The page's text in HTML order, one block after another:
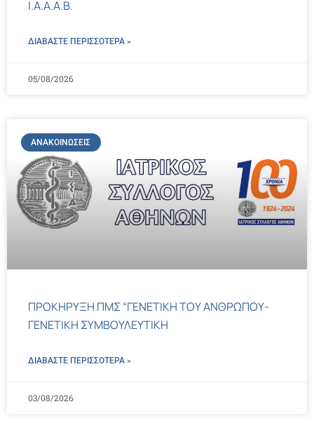
Ι.Α.Α.Α.Β.
ΔΙΑΒΑΣΤΕ ΠΕΡΙΣΣΌΤΕΡΑ »
05/08/2026
ΑΝΑΚΟΙΝΏΣΕΙΣ
ΠΡΟΚΗΡΥΞΗ ΠΜΣ “ΓΕΝΕΤΙΚΗ ΤΟΥ ΑΝΘΡΩΠΟΥ-
ΓΕΝΕΤΙΚΗ ΣΥΜΒΟΥΛΕΥΤΙΚΗ
ΔΙΑΒΑΣΤΕ ΠΕΡΙΣΣΌΤΕΡΑ »
03/08/2026